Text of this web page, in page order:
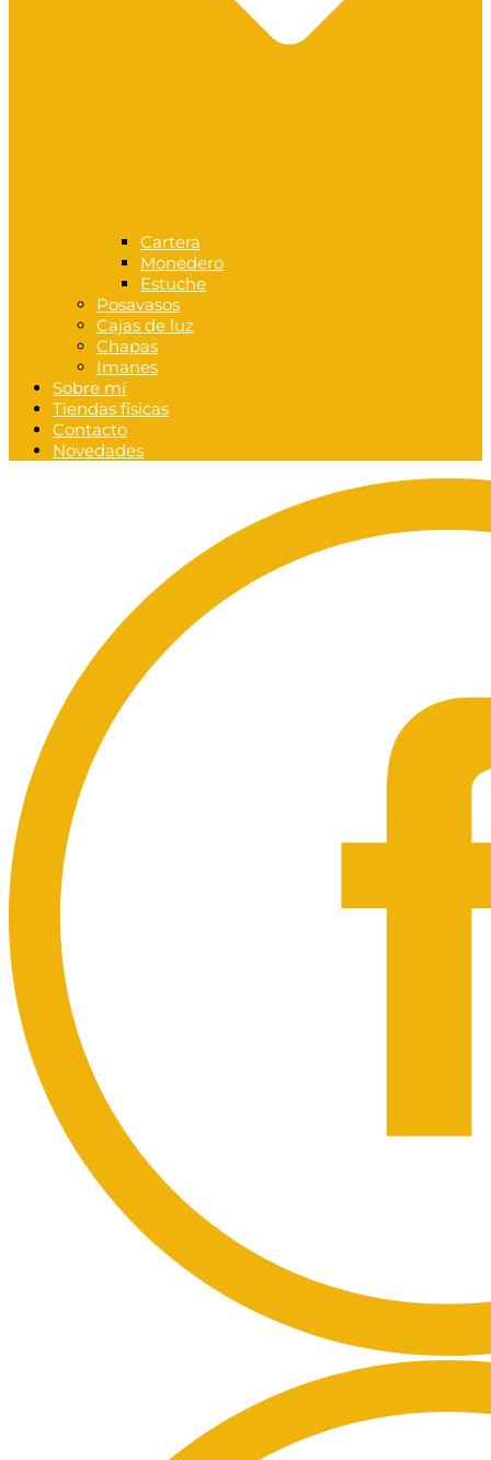
Cartera
Monedero
Estuche
Posavasos
Cajas de luz
Chapas
Imanes
Sobre mí
Tiendas físicas
Contacto
Novedades